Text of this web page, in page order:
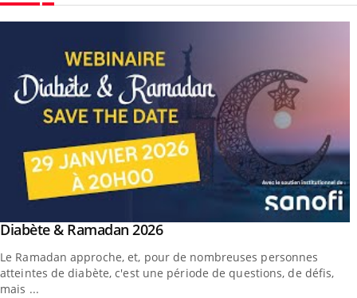
Youtube
Diabète & Ramadan 2026Youtube
Le Ramadan approche, et, pour de nombreuses personnes
atteintes de diabète, c'est une période de questions, de défis,
mais ...